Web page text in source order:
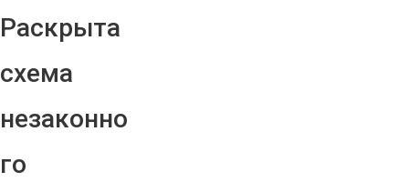
Раскрыта
схема
незаконно
го